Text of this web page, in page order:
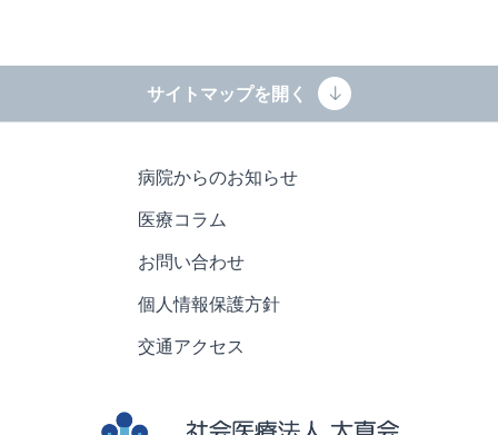
放射線科
パーキンソン病・DBS治療
肩肘関節・スポーツ整形外科外来
脳動脈瘤・頸動脈疾患専門外来
膝関節・スポーツ整形外科外来
リハビリテーション科
サイトマップを開く
病院からのお知らせ
医療コラム
お問い合わせ
個人情報保護方針
交通アクセス